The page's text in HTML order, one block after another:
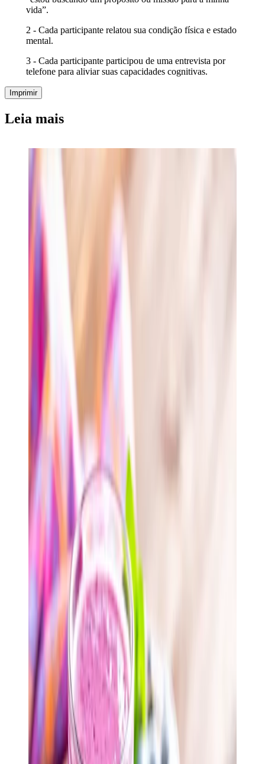
vida”.
2 - Cada participante relatou sua condição física e estado
mental.
3 - Cada participante participou de uma entrevista por
telefone para aliviar suas capacidades cognitivas.
Imprimir
Leia mais